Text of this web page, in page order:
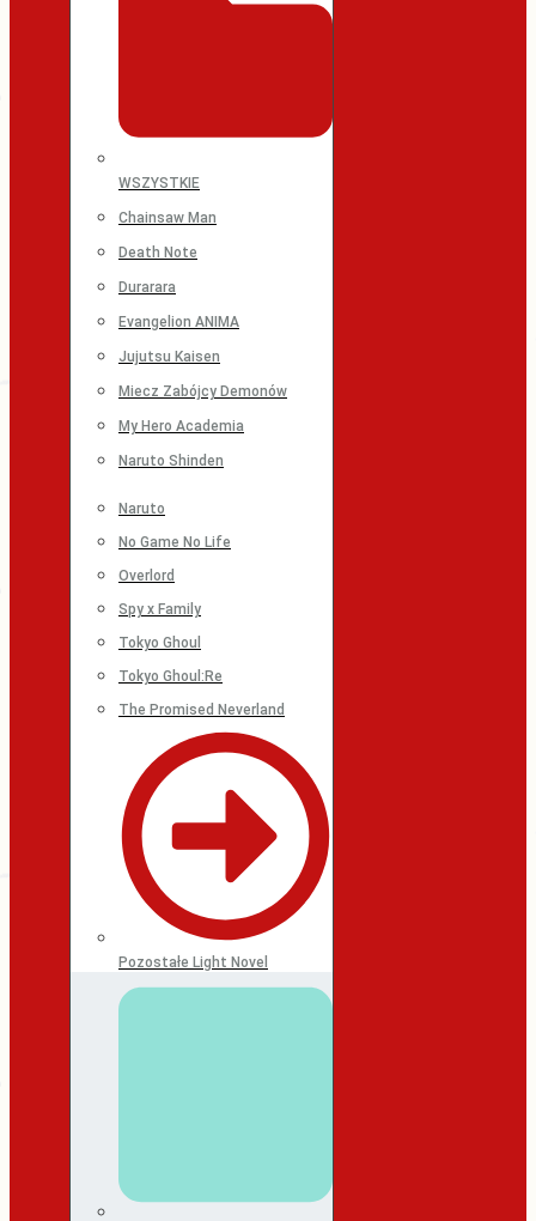
WSZYSTKIE
Chainsaw Man
Death Note
Durarara
Evangelion ANIMA
Jujutsu Kaisen
Miecz Zabójcy Demonów
My Hero Academia
Naruto Shinden
Naruto
No Game No Life
Overlord
Spy x Family
Tokyo Ghoul
Tokyo Ghoul:Re
The Promised Neverland
Pozostałe Light Novel